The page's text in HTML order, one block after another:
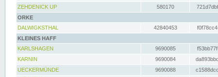
ZEHDENICK UP
580170
ORKE
DALWIGKSTHAL
42840453
KLEINES HAFF
KARLSHAGEN
9690085
KARNIN
9690084
UECKERMÜNDE
9690088